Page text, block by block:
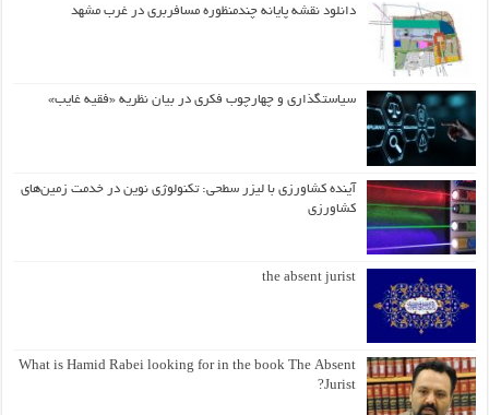
دانلود نقشه پایانه چندمنظوره مسافربری در غرب مشهد
سیاستگذاری و چهارچوب فکری در بیان نظریه «فقیه غایب»
آینده کشاورزی با لیزر سطحی: تکنولوژی نوین در خدمت زمین‌های
کشاورزی
the absent jurist
What is Hamid Rabei looking for in the book The Absent
Jurist?